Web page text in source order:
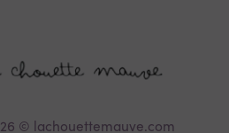
© lachouettemauve.com